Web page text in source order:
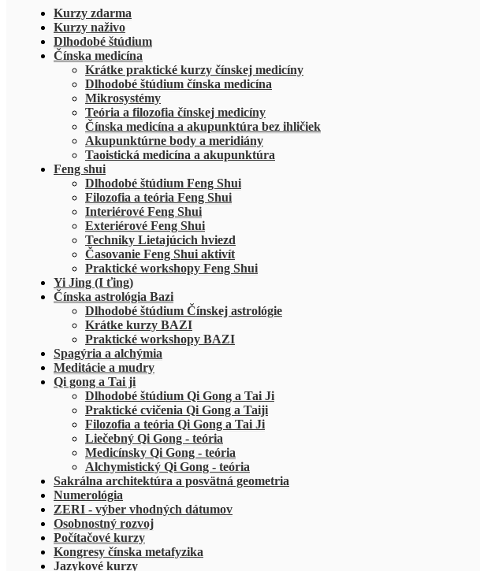
Kurzy zdarma
Kurzy naživo
Dlhodobé štúdium
Čínska medicína
Krátke praktické kurzy čínskej medicíny
Dlhodobé štúdium čínska medicína
Mikrosystémy
Teória a filozofia čínskej medicíny
Čínska medicína a akupunktúra bez ihličiek
Akupunktúrne body a meridiány
Taoistická medicína a akupunktúra
Feng shui
Dlhodobé štúdium Feng Shui
Filozofia a teória Feng Shui
Interiérové Feng Shui
Exteriérové Feng Shui
Techniky Lietajúcich hviezd
Časovanie Feng Shui aktivít
Praktické workshopy Feng Shui
Yi Jing (I ťing)
Čínska astrológia Bazi
Dlhodobé štúdium Čínskej astrológie
Krátke kurzy BAZI
Praktické workshopy BAZI
Spagýria a alchýmia
Meditácie a mudry
Qi gong a Tai ji
Dlhodobé štúdium Qi Gong a Tai Ji
Praktické cvičenia Qi Gong a Taiji
Filozofia a teória Qi Gong a Tai Ji
Liečebný Qi Gong - teória
Medicínsky Qi Gong - teória
Alchymistický Qi Gong - teória
Sakrálna architektúra a posvätná geometria
Numerológia
ZERI - výber vhodných dátumov
Osobnostný rozvoj
Počítačové kurzy
Kongresy čínska metafyzika
Jazykové kurzy